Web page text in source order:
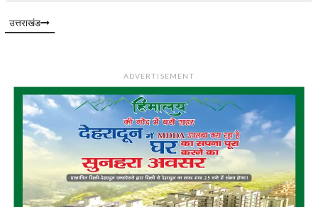
उत्तराखंड
ADVERTISEMENT